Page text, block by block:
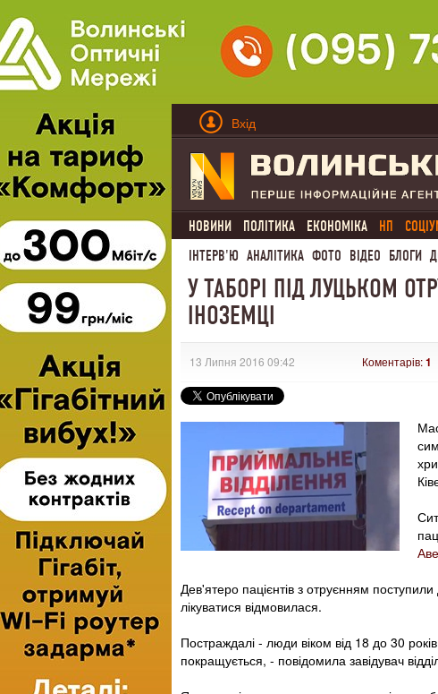
Вхід
НОВИНИ ПОЛІТИКА ЕКОНОМІКА НП
ІНТЕРВ'Ю АНАЛІТИКА ФОТО ВІДЕО БЛОГИ
У ТАБОРІ ПІД ЛУЦЬКОМ
ІНОЗЕМЦІ
13 Липня 2016 09:42 Коментарів:1
Дев'ятеро пацієнтів з отруєнням
лікуватися відмовилася.
Постраждалі - люди віком від 18 до 30
покращується, - повідомила завідувач